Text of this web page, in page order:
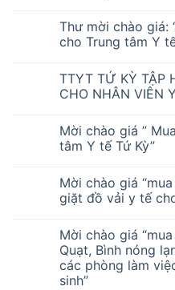
Thư mời chào giá:
cho Trung tâm Y
TTYT TỨ KỲ TẬP
CHO NHÂN VIÊN
Mời chào giá ”
tâm Y tế Tứ Kỳ”
Mời chào giá
giặt đồ vải y tế
Mời chào giá
Quạt, Bình nóng
các phòng làm
sinh”